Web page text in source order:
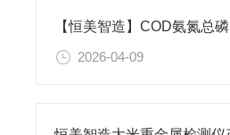
2026-04-09